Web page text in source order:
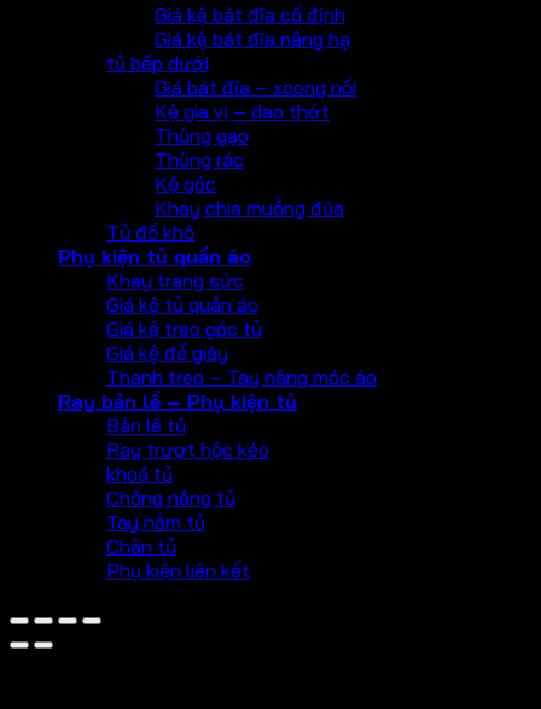
Giá kệ bát đĩa cố định
Giá kệ bát đĩa nâng hạ
tủ bếp dưới
Giá bát đĩa – xoong nồi
Kệ gia vị – dao thớt
Thùng gạo
Thùng rác
Kệ góc
Khay chia muỗng đũa
Tủ đồ khô
Phụ kiện tủ quần áo
Khay trang sức
Giá kệ tủ quần áo
Giá kệ treo góc tủ
Giá kệ để giày
Thanh treo – Tay nâng móc áo
Ray bản lề – Phụ kiện tủ
Bản lề tủ
Ray trượt hộc kéo
khoá tủ
Chống nâng tủ
Tay nắm tủ
Chân tủ
Phụ kiện liên kết